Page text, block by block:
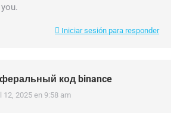
Iniciar sesión para responder
код binance
12, 2025 en 9:58 am